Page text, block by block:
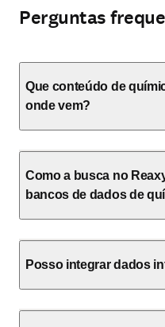
Perguntas
Que conteúdo de
onde vem?
Como a busca no
bancos de dados de
Posso integrar dados